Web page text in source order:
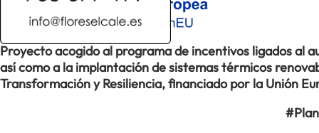
Proyecto acogido al programa de incentivos ligados al
así como a la implantación de sistemas térmicos
Transformación y Resiliencia, financiado por la Unión